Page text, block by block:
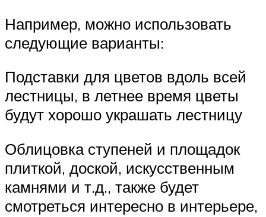
Например, можно использовать
следующие варианты:
Подставки для цветов вдоль всей
лестницы, в летнее время цветы
будут хорошо украшать лестницу
Облицовка ступеней и площадок
плиткой, доской, искусственным
камнями и т.д., также будет
смотреться интересно в интерьере,